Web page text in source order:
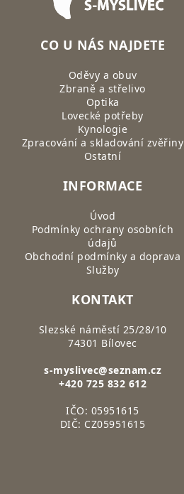
CO U NÁS NAJDETE
Oděvy a obuv
Zbraně a střelivo
Optika
Lovecké potřeby
Kynologie
Zpracování a skladování zvěřiny
Ostatní
INFORMACE
Úvod
Podmínky ochrany osobních
údajů
Obchodní podmínky a doprava
Služby
KONTAKT
Slezské náměstí 25/28/10
74301 Bílovec
s-myslivec@seznam.cz
+420 725 832 612
IČO: 05951615
DIČ: CZ05951615